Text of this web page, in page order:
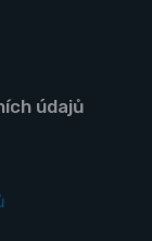
údajů